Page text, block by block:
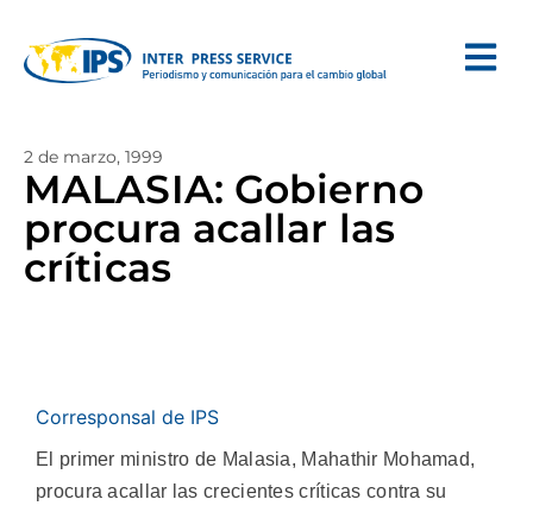
2 de marzo, 1999
MALASIA: Gobierno
procura acallar las
críticas
Corresponsal de IPS
El primer ministro de Malasia, Mahathir Mohamad,
procura acallar las crecientes críticas contra su